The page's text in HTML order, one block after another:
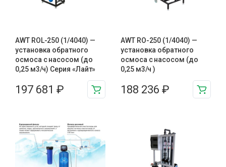
AWT ROL-250 (1/4040) —
установка обратного
осмоса с насосом (до
0,25 м3/ч) Серия «Лайт»
197 681 ₽
AWT RO-250 (1/4040) —
установка обратного
осмоса с насосом (до
0,25 м3/ч )
188 236 ₽